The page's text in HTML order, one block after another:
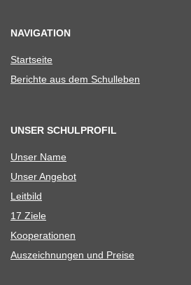
NAVIGATION
Start­seite
Berichte aus dem Schulleben
UNSER SCHULPROFIL
Unser Name
Unser Ange­bot
Leit­bild
17 Ziele
Koope­ra­tio­nen
Aus­zeich­nun­gen und Preise